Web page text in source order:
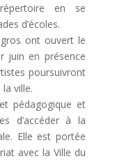
en se
d’écoles.
ont ouvert le
juin en présence
poursuivront
ville.
pédagogique et
d’accéder à la
Elle est portée
avec la Ville du